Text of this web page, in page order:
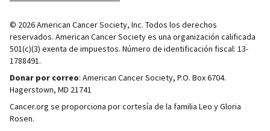
© 2026 American Cancer Society, Inc. Todos los derechos
reservados. American Cancer Society es una organización calificada
501(c)(3) exenta de impuestos. Número de identificación fiscal: 13-
1788491.
Donar por correo: American Cancer Society, P.O. Box 6704.
Hagerstown, MD 21741
Cancer.org se proporciona por cortesía de la familia Leo y Gloria
Rosen.